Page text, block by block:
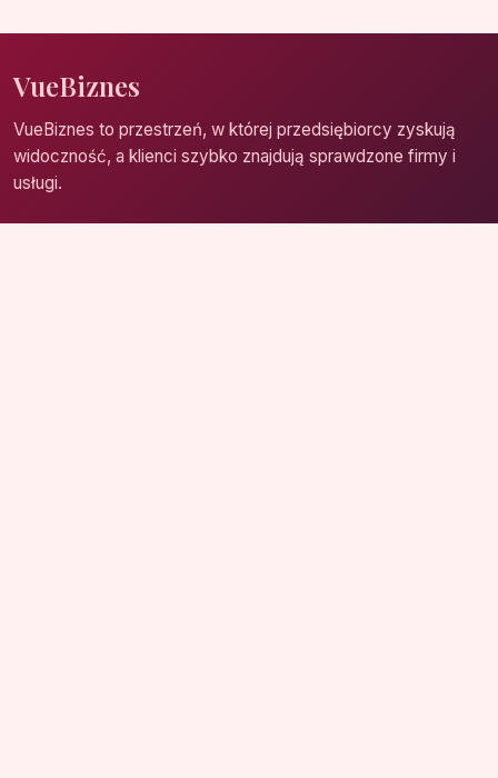
VueBiznes
VueBiznes to przestrzeń, w której przedsiębiorcy zyskują
widoczność, a klienci szybko znajdują sprawdzone firmy i
usługi.